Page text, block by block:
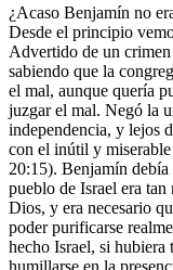
¿Acaso Benjamín no
Desde el principio
Advertido de un
sabiendo que la
el mal, aunque quería
juzgar el mal. Negó la
independencia, y lejos
con el inútil y
20:15). Benjamín debía
pueblo de Israel era
Dios, y era necesario
poder purificarse
hecho Israel, si hubiera
humillarse en la